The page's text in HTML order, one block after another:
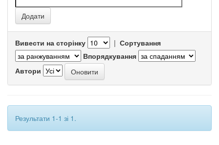
Вивести на сторінку | Сортування
Впорядкування
Автори
Результати 1-1 зі 1.